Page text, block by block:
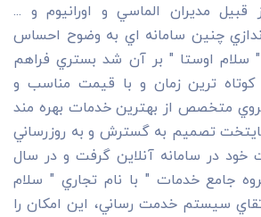
قبيل مديران الماسي و اورانيوم و ...
چنين سامانه اي به وضوح احساس
سلام اوستا " بر آن شد بستري فراهم
کوتاه ترين زمان و با قيمت مناسب و
متخصص از بهترين خدمات بهره مند
تصميم به گسترش و به روزرساني
خود در سامانه آنلاين گرفت و در سال
گروه جامع خدمات " با نام تجاري " سلام
سيستم خدمت رساني، اين امکان را